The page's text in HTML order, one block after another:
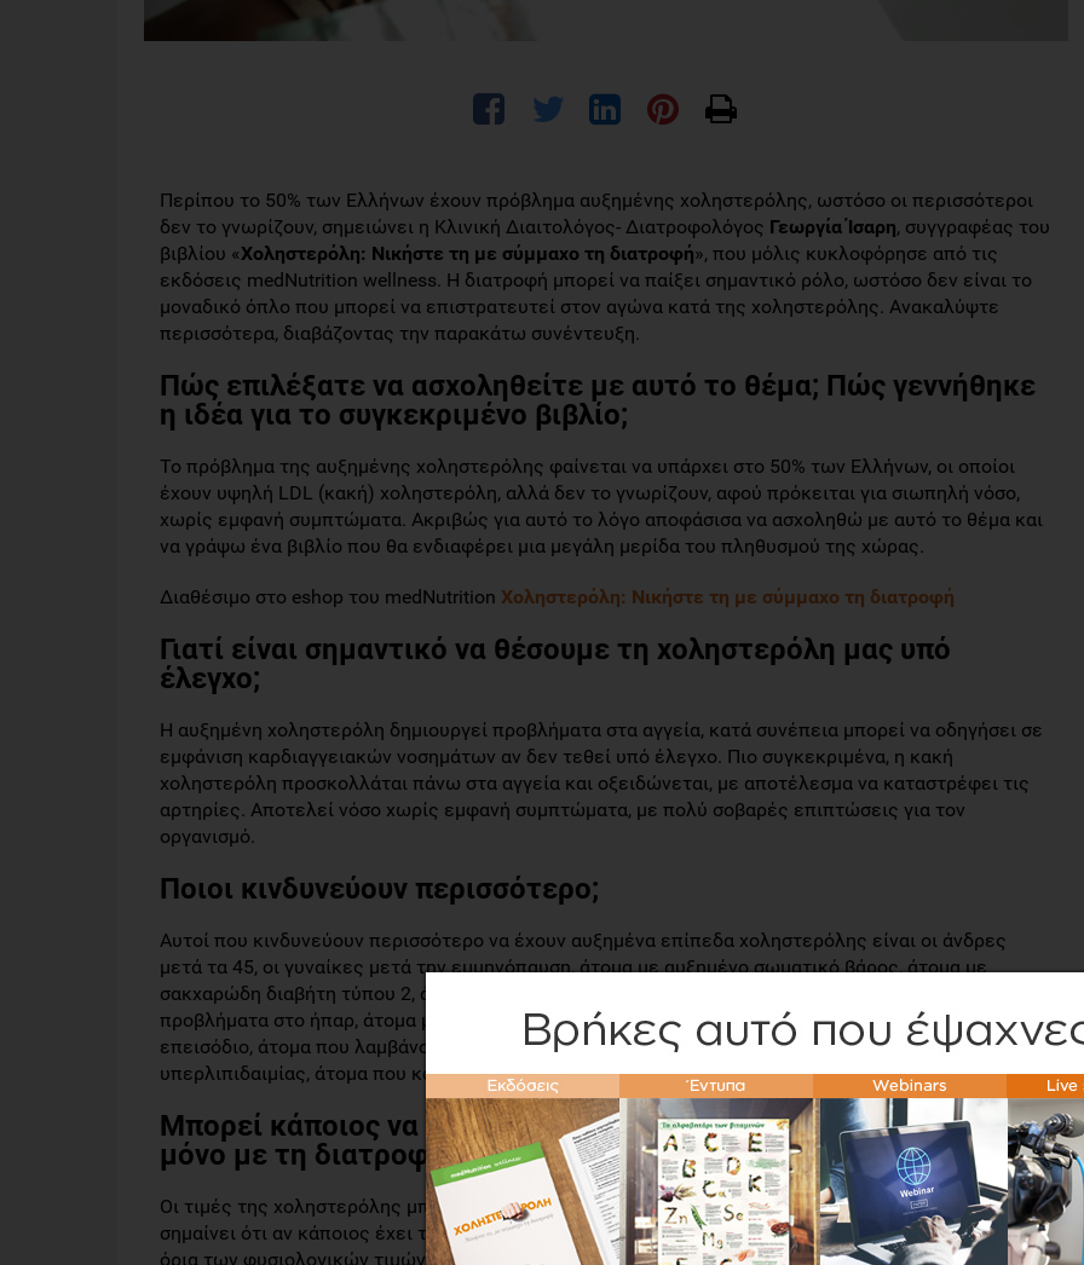
Περίπου το 50% των Ελλήνων έχουν πρόβλημα αυξημένης χοληστερόλης, ωστόσο οι περισσότεροι
δεν το γνωρίζουν, σημειώνει η Κλινική Διαιτολόγος- Διατροφολόγος Γεωργία Ίσαρη, συγγραφέας του
βιβλίου «Χοληστερόλη: Νικήστε τη με σύμμαχο τη διατροφή», που μόλις κυκλοφόρησε από τις
εκδόσεις medNutrition wellness. Η διατροφή μπορεί να παίξει σημαντικό ρόλο, ωστόσο δεν είναι το
μοναδικό όπλο που μπορεί να επιστρατευτεί στον αγώνα κατά της χοληστερόλης. Ανακαλύψτε
περισσότερα, διαβάζοντας την παρακάτω συνέντευξη.
Πώς επιλέξατε να ασχοληθείτε με αυτό το θέμα; Πώς γεννήθηκε
η ιδέα για το συγκεκριμένο βιβλίο;
Το πρόβλημα της αυξημένης χοληστερόλης φαίνεται να υπάρχει στο 50% των Ελλήνων, οι οποίοι
έχουν υψηλή LDL (κακή) χοληστερόλη, αλλά δεν το γνωρίζουν, αφού πρόκειται για σιωπηλή νόσο,
χωρίς εμφανή συμπτώματα. Ακριβώς για αυτό το λόγο αποφάσισα να ασχοληθώ με αυτό το θέμα και
να γράψω ένα βιβλίο που θα ενδιαφέρει μια μεγάλη μερίδα του πληθυσμού της χώρας.
Διαθέσιμο στο eshop του medNutrition Χοληστερόλη: Νικήστε τη με σύμμαχο τη διατροφή
Γιατί είναι σημαντικό να θέσουμε τη χοληστερόλη μας υπό
έλεγχο;
Η αυξημένη χοληστερόλη δημιουργεί προβλήματα στα αγγεία, κατά συνέπεια μπορεί να οδηγήσει σε
εμφάνιση καρδιαγγειακών νοσημάτων αν δεν τεθεί υπό έλεγχο. Πιο συγκεκριμένα, η κακή
χοληστερόλη προσκολλάται πάνω στα αγγεία και οξειδώνεται, με αποτέλεσμα να καταστρέφει τις
αρτηρίες. Αποτελεί νόσο χωρίς εμφανή συμπτώματα, με πολύ σοβαρές επιπτώσεις για τον
οργανισμό.
Ποιοι κινδυνεύουν περισσότερο;
Αυτοί που κινδυνεύουν περισσότερο να έχουν αυξημένα επίπεδα χοληστερόλης είναι οι άνδρες
μετά τα 45, οι γυναίκες μετά την εμμηνόπαυση, άτομα με αυξημένο σωματικό βάρος, άτομα με
σακχαρώδη διαβήτη τύπου 2, άτομα με νεφρωσικό σύνδρομο ή χρόνια νεφρική ανεπάρκεια, άτομα με
προβλήματα στο ήπαρ, άτομα με υπέρταση, άτομα που έχουν υποστεί ήδη κάποιο καρδιαγγειακό
επεισόδιο, άτομα που λαμβάνουν διουρητικά ή κορτικοστεροειδή, άτομα με κληρονομικό ιστορικό
υπερλιπιδαιμίας, άτομα που κάνουν κακή διατροφή, καπνίζουν ή/ και δεν αθλούνται.
Μπορεί κάποιος να ρυθμίσει τις τιμές της χοληστερόλης του
μόνο με τη διατροφή; Τι δείχνει κλινική σας εμπειρία;
Οι τιμές της χοληστερόλης μπορούν μέσω της διατροφής να μειωθούν κατά ένα 10-15%. Αυτό
σημαίνει ότι αν κάποιος έχει τιμές χοληστερόλης 240-250mg μπορεί να μειώσει τα επίπεδα της στα
όρια των φυσιολογικών τιμών μόνο με τη διατροφή. Εξαιρούνται τα άτομα με γενετική προδιάθεση